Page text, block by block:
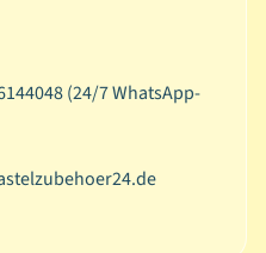
(24/7 WhatsApp-